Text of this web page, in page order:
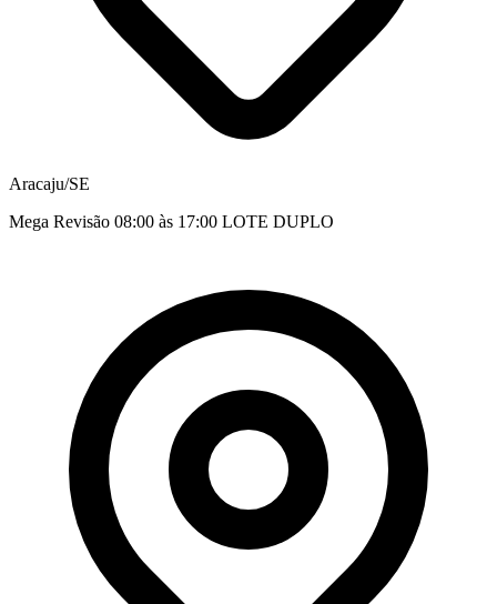
Aracaju/SE
Mega Revisão 08:00 às 17:00 LOTE DUPLO